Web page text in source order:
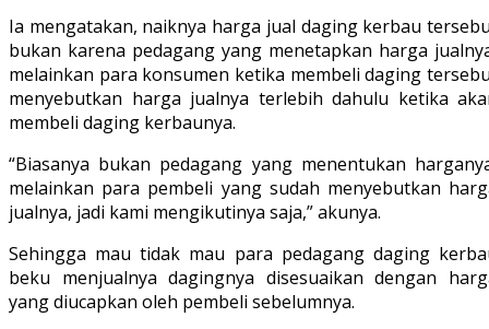
Ia mengatakan, naiknya harga jual daging kerbau
bukan karena pedagang yang menetapkan harga
melainkan para konsumen ketika membeli daging
menyebutkan harga jualnya terlebih dahulu ketika
membeli daging kerbaunya.
“Biasanya bukan pedagang yang menentukan
melainkan para pembeli yang sudah menyebutkan
jualnya, jadi kami mengikutinya saja,” akunya.
Sehingga mau tidak mau para pedagang daging
beku menjualnya dagingnya disesuaikan dengan
yang diucapkan oleh pembeli sebelumnya.